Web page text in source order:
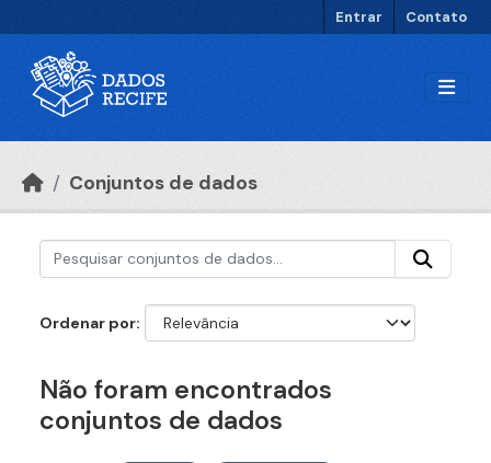
Entrar Contato
Conjuntos de dados
Ordenar por
Não foram encontrados
conjuntos de dados